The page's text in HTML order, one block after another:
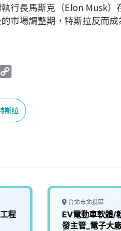
行長馬斯克（Elon Musk
市場調整期，特斯拉反而
p
y
L
斯拉
程
台北市北投區
EV電動車軟體/
發主管_電子大